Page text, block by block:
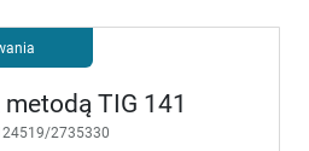
TIG 141
2735330